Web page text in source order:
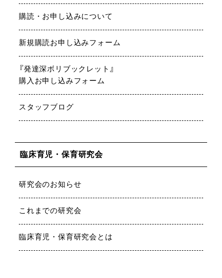
購読・お申し込みについて
新規購読お申し込みフォーム
『発達深ボリブックレット』
購入お申し込みフォーム
スタッフブログ
臨床育児・保育研究会
研究会のお知らせ
これまでの研究会
臨床育児・保育研究会とは